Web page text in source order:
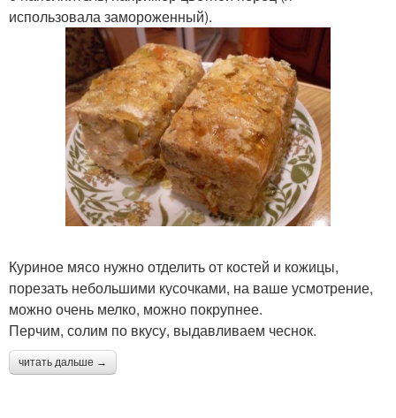
использовала замороженный).
Куриное мясо нужно отделить от костей и кожицы,
порезать небольшими кусочками, на ваше усмотрение,
можно очень мелко, можно покрупнее.
Перчим, солим по вкусу, выдавливаем чеснок.
читать дальше →